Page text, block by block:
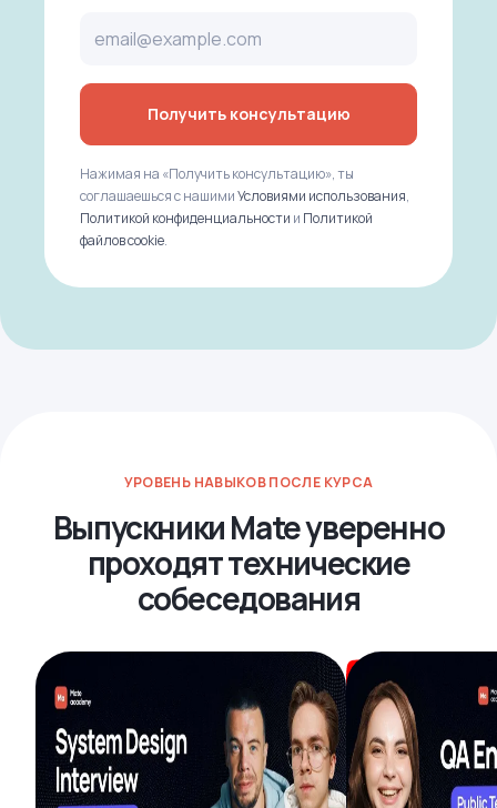
Получить консультацию
Нажимая на «Получить консультацию», ты
соглашаешься с нашимиУсловиями использования,
Политикой конфиденциальности и Политикой
файлов cookie.
УРОВЕНЬ НАВЫКОВ ПОСЛЕ КУРСА
Выпускники Mate уверенно
проходят технические
собеседования